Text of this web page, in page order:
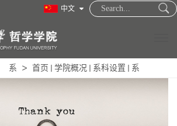
中文
系 首页 学院概况 系科设置 系